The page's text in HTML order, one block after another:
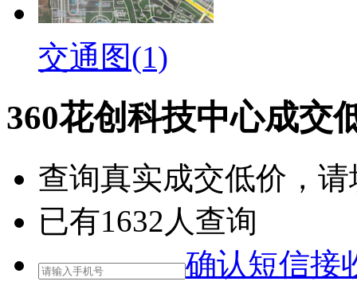
交通图(1)
360花创科技中心成交
查询真实成交低价 ，
已有1632 人查询
确认短信接